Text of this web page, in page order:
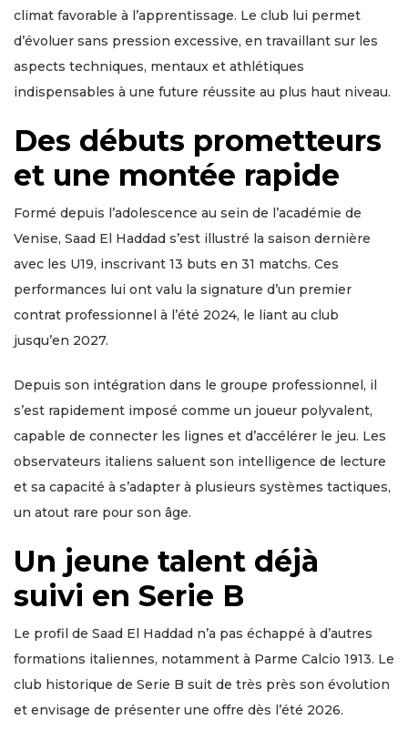
climat favorable à l’apprentissage. Le club lui permet
d’évoluer sans pression excessive, en travaillant sur les
aspects techniques, mentaux et athlétiques
indispensables à une future réussite au plus haut niveau.
Des débuts prometteurs
et une montée rapide
Formé depuis l’adolescence au sein de l’académie de
Venise, Saad El Haddad s’est illustré la saison dernière
avec les U19, inscrivant 13 buts en 31 matchs. Ces
performances lui ont valu la signature d’un premier
contrat professionnel à l’été 2024, le liant au club
jusqu’en 2027.
Depuis son intégration dans le groupe professionnel, il
s’est rapidement imposé comme un joueur polyvalent,
capable de connecter les lignes et d’accélérer le jeu. Les
observateurs italiens saluent son intelligence de lecture
et sa capacité à s’adapter à plusieurs systèmes tactiques,
un atout rare pour son âge.
Un jeune talent déjà
suivi en Serie B
Le profil de Saad El Haddad n’a pas échappé à d’autres
formations italiennes, notamment à Parme Calcio 1913. Le
club historique de Serie B suit de très près son évolution
et envisage de présenter une offre dès l’été 2026.